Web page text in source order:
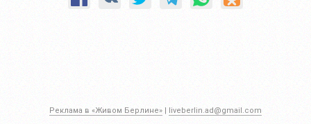
Реклама в «Живом Берлине» | liveberlin.ad@gmail.com